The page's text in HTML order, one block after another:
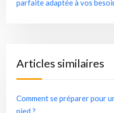
parfaite adaptée à vos
Articles similaires
Comment se préparer pour
pied ?